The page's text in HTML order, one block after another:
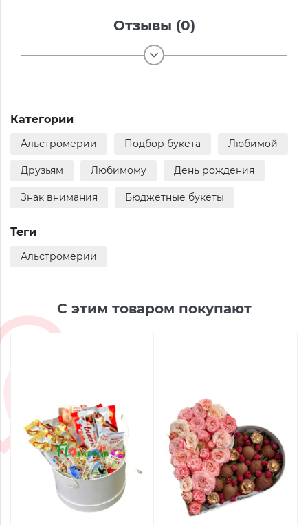
Отзывы (0)
Категории
Альстромерии Подбор букета Любимой
Друзьям Любимому День рождения
Знак внимания Бюджетные букеты
Теги
Альстромерии
С этим товаром покупают